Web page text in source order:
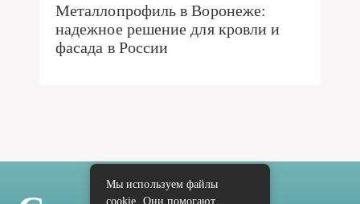
Металлопрофиль в Воронеже:
надежное решение для кровли и
фасада в России
Мы используем файлы
cookie. Они помогают